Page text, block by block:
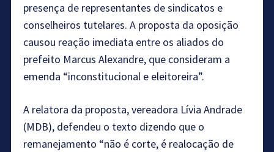
presença de representantes de sindicatos e
conselheiros tutelares. A proposta da oposição
causou reação imediata entre os aliados do
prefeito Marcus Alexandre, que consideram a
emenda “inconstitucional e eleitoreira”.
A relatora da proposta, vereadora Lívia Andrade
(MDB), defendeu o texto dizendo que o
remanejamento “não é corte, é realocação de